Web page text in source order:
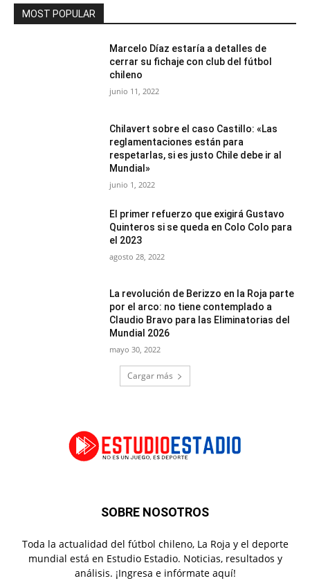
MOST POPULAR
Marcelo Díaz estaría a detalles de
cerrar su fichaje con club del fútbol
chileno
junio 11, 2022
Chilavert sobre el caso Castillo: «Las
reglamentaciones están para
respetarlas, si es justo Chile debe ir al
Mundial»
junio 1, 2022
El primer refuerzo que exigirá Gustavo
Quinteros si se queda en Colo Colo para
el 2023
agosto 28, 2022
La revolución de Berizzo en la Roja parte
por el arco: no tiene contemplado a
Claudio Bravo para las Eliminatorias del
Mundial 2026
mayo 30, 2022
Cargar más
SOBRE NOSOTROS
Toda la actualidad del fútbol chileno, La Roja y el deporte
mundial está en Estudio Estadio. Noticias, resultados y
análisis. ¡Ingresa e infórmate aquí!